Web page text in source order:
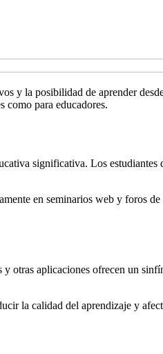
y la posibilidad de aprender
como para educadores.
significativa. Los estudiantes
en seminarios web y foros
otras aplicaciones ofrecen un
la calidad del aprendizaje y